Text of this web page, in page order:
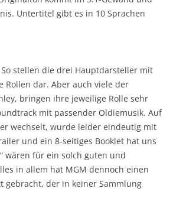
Untertitel gibt es in 10 Sprachen
stellen die drei Hauptdarsteller mit
Rollen dar. Aber auch viele der
bringen ihre jeweilige Rolle sehr
mit passender Oldiemusik. Auf
wechselt, wurde leider eindeutig mit
und ein 8-seitiges Booklet hat uns
wären für ein solch guten und
in allem hat MGM dennoch einen
gebracht, der in keiner Sammlung